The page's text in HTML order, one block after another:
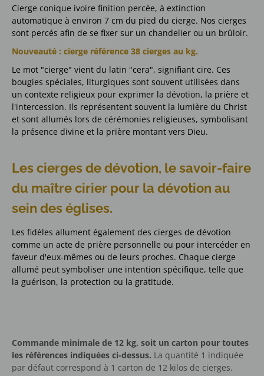
Cierge conique ivoire finition percée, à extinction
automatique à environ 7 cm du pied du cierge. Nos cierges
sont percés afin de se fixer sur un chandelier ou un brûloir.
Nouveauté : cierge référence 38 cierges au kg.
Le mot "cierge" vient du latin "cera", signifiant cire. Ces
bougies spéciales, liturgiques sont souvent utilisées dans
un contexte religieux pour exprimer la dévotion, la prière et
l'intercession. Ils représentent souvent la lumière du Christ
et sont allumés lors de cérémonies religieuses, symbolisant
la présence divine et la prière montant vers Dieu.
Les cierges de dévotion, le savoir-faire
du maître cirier pour la dévotion au
sein des églises.
Les fidèles allument également des cierges de dévotion
comme un acte de prière personnelle ou pour intercéder en
faveur d'eux-mêmes ou de leurs proches. Chaque cierge
allumé peut symboliser une intention spécifique, telle que
la guérison, la protection ou la gratitude.
Commande minimale de 12 kg, soit un carton pour toutes
les références indiquées ci-dessus. La quantité 1 indiquée
par défaut correspond à 1 carton de 12 kilos de cierges.